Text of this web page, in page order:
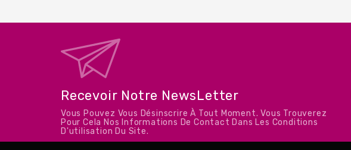
Recevoir Notre NewsLetter
Vous Pouvez Vous Désinscrire À Tout Moment. Vous Trouverez
Pour Cela Nos Informations De Contact Dans Les Conditions
D'utilisation Du Site.